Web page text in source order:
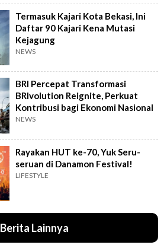
Termasuk Kajari Kota Bekasi, Ini
Daftar 90 Kajari Kena Mutasi
Kejagung
NEWS
BRI Percepat Transformasi
BRIvolution Reignite, Perkuat
Kontribusi bagi Ekonomi Nasional
NEWS
Rayakan HUT ke-70, Yuk Seru-
seruan di Danamon Festival!
LIFESTYLE
Berita Lainnya